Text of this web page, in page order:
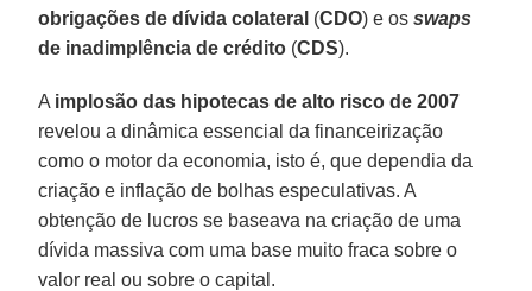
obrigações de dívida colateral (CDO) e osswaps
de inadimplência de crédito (CDS).
A implosão das hipotecas de alto risco de 2007
revelou a dinâmica essencial da financeirização
como o motor da economia, isto é, que dependia da
criação e inflação de bolhas especulativas. A
obtenção de lucros se baseava na criação de uma
dívida massiva com uma base muito fraca sobre o
valor real ou sobre o capital.